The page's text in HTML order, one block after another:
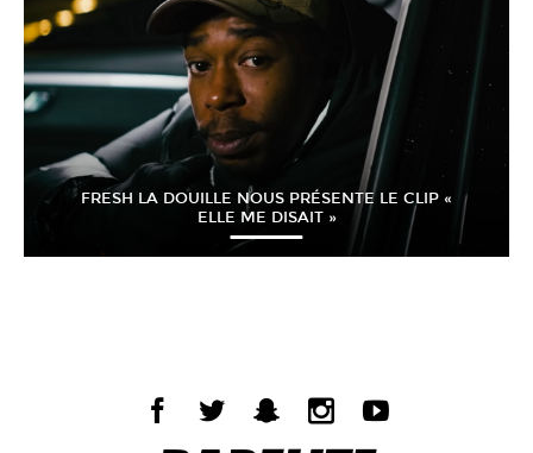
FRESH LA DOUILLE NOUS PRÉSENTE LE CLIP «
ELLE ME DISAIT »